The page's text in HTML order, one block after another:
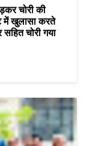
चोरी की
में खुलासा करते
चोरी गया